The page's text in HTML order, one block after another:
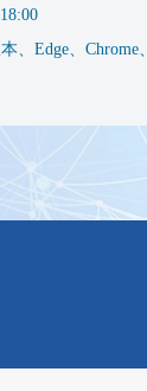
、Edge、Chrome